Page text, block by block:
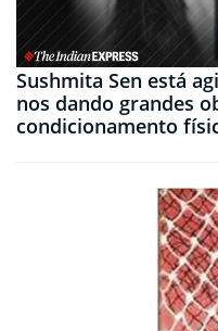
Sushmita Sen está
nos dando grandes
condicionamento